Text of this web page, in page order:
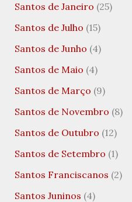
Santos de Janeiro (25)
Santos de Julho (15)
Santos de Junho (4)
Santos de Maio (4)
Santos de Março (9)
Santos de Novembro (8)
Santos de Outubro (12)
Santos de Setembro (1)
Santos Franciscanos (2)
Santos Juninos (4)